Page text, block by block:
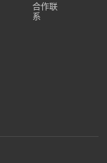
合作联
系